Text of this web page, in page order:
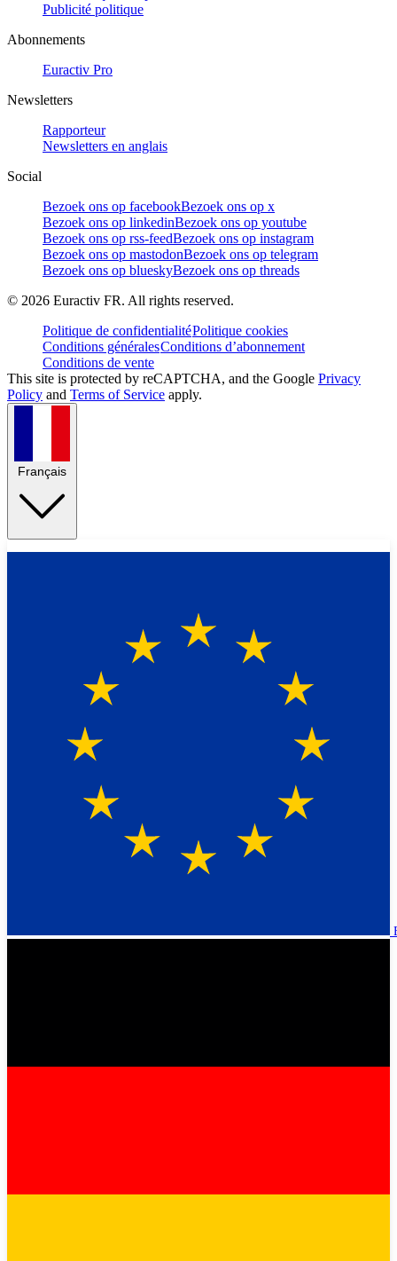
Publicité politique
Abonnements
Euractiv Pro
Newsletters
Rapporteur
Newsletters en anglais
Social
Bezoek ons op facebookBezoek ons op x
Bezoek ons op linkedinBezoek ons op youtube
Bezoek ons op rss-feedBezoek ons op instagram
Bezoek ons op mastodonBezoek ons op telegram
Bezoek ons op blueskyBezoek ons op threads
© 2026 Euractiv FR. All rights reserved.
Politique de confidentialitéPolitique cookies
Conditions généralesConditions d’abonnement
Conditions de vente
This site is protected by reCAPTCHA, and the Google Privacy
Policy and Terms of Service apply.
Français